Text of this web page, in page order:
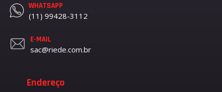
WHATSAPP
(11) 99428-3112
E-MAIL
sac@riede.com.br
Endereço